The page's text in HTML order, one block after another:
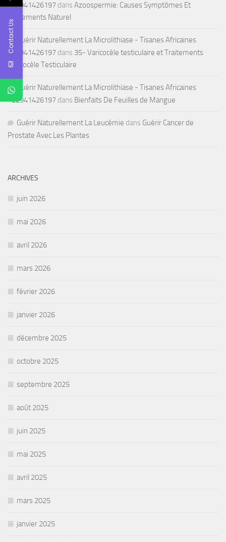
+22941426197 dans Azoospermie: Causes Symptômes Et
Traitements Naturel
Guérir Naturellement La Microlithiase - Tisanes Africaines
+22941426197 dans 35- Varicocèle testiculaire et Traitements
Varicocèle Testiculaire
Guérir Naturellement La Microlithiase - Tisanes Africaines
+22941426197 dans Bienfaits De Feuilles de Mangue
Guérir Naturellement La Leucémie dans Guérir Cancer de
Prostate Avec Les Plantes
ARCHIVES
juin 2026
mai 2026
avril 2026
mars 2026
février 2026
janvier 2026
décembre 2025
octobre 2025
septembre 2025
août 2025
juin 2025
mai 2025
avril 2025
mars 2025
janvier 2025
Contact Us